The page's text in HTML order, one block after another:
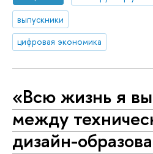
выпускники
цифровая экономика
«Всю жизнь я
между
дизайн-